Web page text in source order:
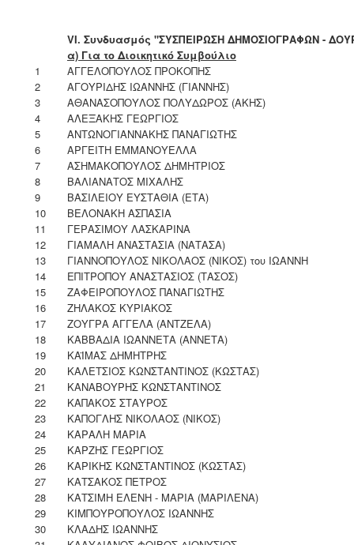
VI. Συνδυασμός "ΣΥΣΠΕΙΡΩΣΗ ΔΗΜΟΣΙΟΓΡΑΦΩΝ -
α) Για το Διοικητικό Συμβούλιο
1
ΑΓΓΕΛΟΠΟΥΛΟΣ ΠΡΟΚΟΠΗΣ
2
ΑΓΟΥΡΙΔΗΣ ΙΩΑΝΝΗΣ (ΓΙΑΝΝΗΣ)
3
ΑΘΑΝΑΣΟΠΟΥΛΟΣ ΠΟΛΥΔΩΡΟΣ (ΑΚΗΣ)
4
ΑΛΕΞΑΚΗΣ ΓΕΩΡΓΙΟΣ
5
ΑΝΤΩΝΟΓΙΑΝΝΑΚΗΣ ΠΑΝΑΓΙΩΤΗΣ
6
ΑΡΓΕΙΤΗ ΕΜΜΑΝΟΥΕΛΛΑ
7
ΑΣΗΜΑΚΟΠΟΥΛΟΣ ΔΗΜΗΤΡΙΟΣ
8
ΒΑΛΙΑΝΑΤΟΣ ΜΙΧΑΛΗΣ
9
ΒΑΣΙΛΕΙΟΥ ΕΥΣΤΑΘΙΑ (ΕΤΑ)
10
ΒΕΛΟΝΑΚΗ ΑΣΠΑΣΙΑ
11
ΓΕΡΑΣΙΜΟΥ ΛΑΣΚΑΡΙΝΑ
12
ΓΙΑΜΑΛΗ ΑΝΑΣΤΑΣΙΑ (ΝΑΤΑΣΑ)
13
ΓΙΑΝΝΟΠΟΥΛΟΣ ΝΙΚΟΛΑΟΣ (ΝΙΚΟΣ) του ΙΩΑΝΝΗ
14
ΕΠΙΤΡΟΠΟΥ ΑΝΑΣΤΑΣΙΟΣ (ΤΑΣΟΣ)
15
ΖΑΦΕΙΡΟΠΟΥΛΟΣ ΠΑΝΑΓΙΩΤΗΣ
16
ΖΗΛΑΚΟΣ ΚΥΡΙΑΚΟΣ
17
ΖΟΥΓΡΑ ΑΓΓΕΛΑ (ΑΝΤΖΕΛΑ)
18
ΚΑΒΒΑΔΙΑ ΙΩΑΝΝΕΤΑ (ΑΝΝΕΤΑ)
19
ΚΑΪΜΑΣ ΔΗΜΗΤΡΗΣ
20
ΚΑΛΕΤΣΙΟΣ ΚΩΝΣΤΑΝΤΙΝΟΣ (ΚΩΣΤΑΣ)
21
ΚΑΝΑΒΟΥΡΗΣ ΚΩΝΣΤΑΝΤΙΝΟΣ
22
ΚΑΠΑΚΟΣ ΣΤΑΥΡΟΣ
23
ΚΑΠΟΓΛΗΣ ΝΙΚΟΛΑΟΣ (ΝΙΚΟΣ)
24
ΚΑΡΑΛΗ ΜΑΡΙΑ
25
ΚΑΡΖΗΣ ΓΕΩΡΓΙΟΣ
26
ΚΑΡΙΚΗΣ ΚΩΝΣΤΑΝΤΙΝΟΣ (ΚΩΣΤΑΣ)
27
ΚΑΤΣΑΚΟΣ ΠΕΤΡΟΣ
28
ΚΑΤΣΙΜΗ ΕΛΕΝΗ - ΜΑΡΙΑ (ΜΑΡΙΛΕΝΑ)
29
ΚΙΜΠΟΥΡΟΠΟΥΛΟΣ ΙΩΑΝΝΗΣ
30
ΚΛΑΔΗΣ ΙΩΑΝΝΗΣ